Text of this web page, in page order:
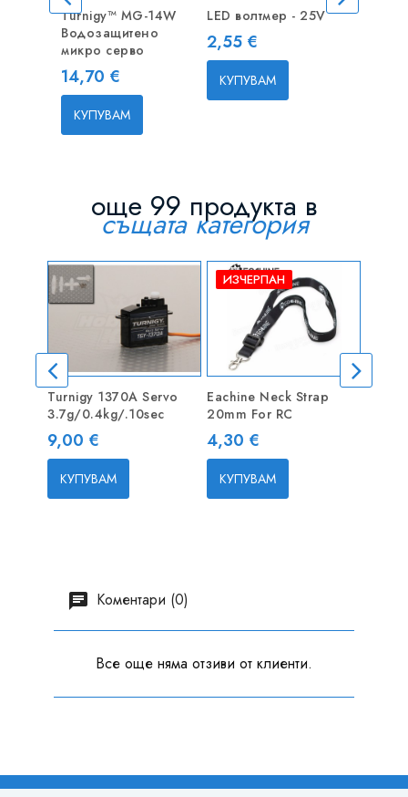
Turnigy™ MG-14W
Водозащитено
микро серво
Цена
14,70 €
КУПУВАМ
LED волтмер - 25V
Цена
2,55 €
КУПУВАМ
Серво
още 99 продукта в
същата категория
Turnigy 1370A Servo
3.7g/0.4kg/.10sec
Цена
9,00 €
КУПУВАМ
ИЗЧЕРПАН
Eachine Neck Strap
20mm For RC
Цена
4,30 €
КУПУВАМ
Коментари (0)
Все още няма отзиви от клиенти.